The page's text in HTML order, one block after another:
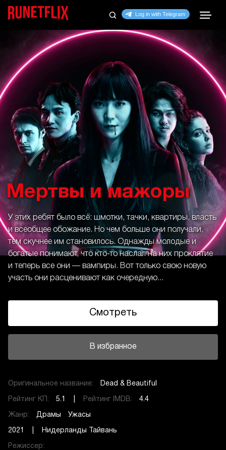
Мертвы и мажоры
У этих ребят было всё: шмотки, тачки, квартиры, власть
и всеобщее обожание. Но чем больше они получали,
тем скучнее им становилось. Однажды молодые и
богатые понимают, что кто-то наслал на них проклятие
и теперь все они — вампиры. Вот только свою новую
участь они расценивают как очередную...
Смотреть
В избранное
Оригинальное название: Dead & Beautiful
Рейтинг КП: 5.1 | Рейтинг IMDB: 4.4
Жанр: Драмы Ужасы
2021 | Нидерланды Тайвань
Режиссер: